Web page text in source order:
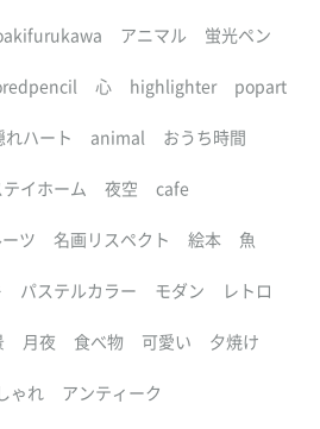
アニマル 蛍光ペン
心 highlighter popart
れハート animal おうち時間
テイホーム 夜空 cafe
ツ 名画リスペクト 絵本 魚
パステルカラー モダン レトロ
月夜 食べ物 可愛い 夕焼け
ゃれ アンティーク